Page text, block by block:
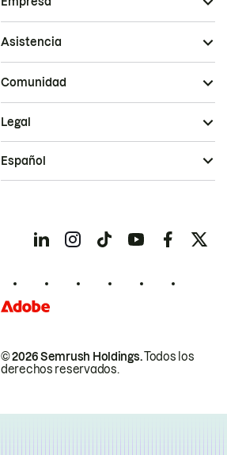
Asistencia
Comunidad
© 2026 Semrush Holdings.Todos los
derechos reservados.
Legal
Español